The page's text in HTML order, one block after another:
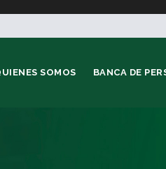
SOMOS BANCA DE